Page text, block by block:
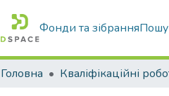
Фонди та зібрання
Головна Кваліфікаційні